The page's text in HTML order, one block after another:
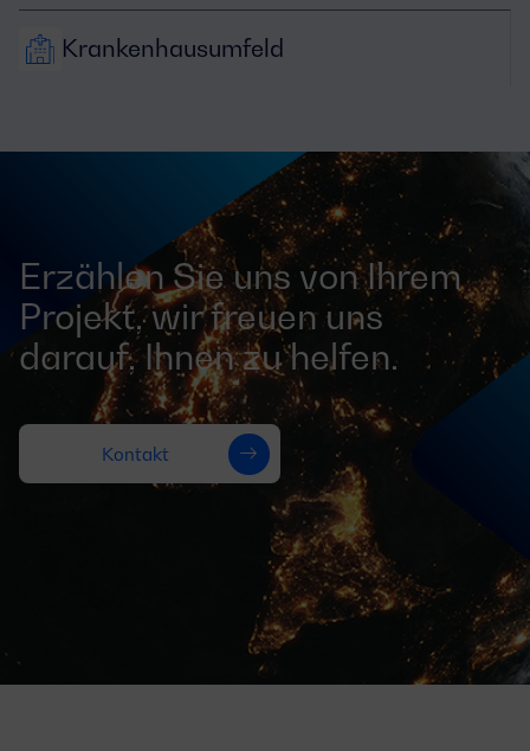
Krankenhausumfeld
Erzählen Sie uns von Ihrem
Projekt, wir freuen uns
darauf, Ihnen zu helfen.
Kontakt